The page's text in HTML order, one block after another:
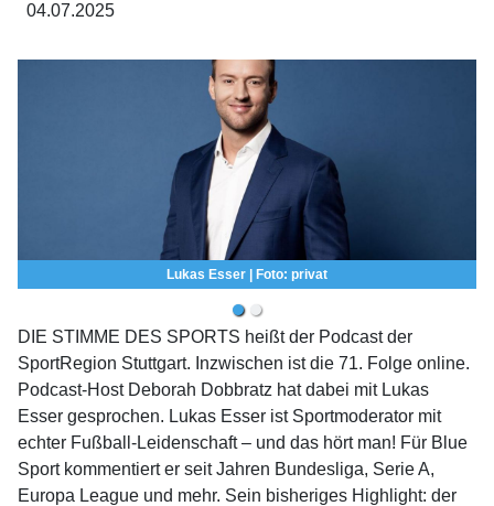
04.07.2025
Lukas Esser | Foto: privat
DIE STIMME DES SPORTS heißt der Podcast der
SportRegion Stuttgart. Inzwischen ist die 71. Folge online.
Podcast-Host De­bo­rah Dobbratz hat dabei mit Lukas
Esser gesprochen. Lukas Esser ist Sportmoderator mit
echter Fußball-Leidenschaft – und das hört man! Für Blue
Sport kommentiert er seit Jahren Bundesliga, Serie A,
Europa League und mehr. Sein bisheriges Highlight: der